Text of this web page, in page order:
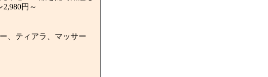
円～
、ティアラ、マッサー